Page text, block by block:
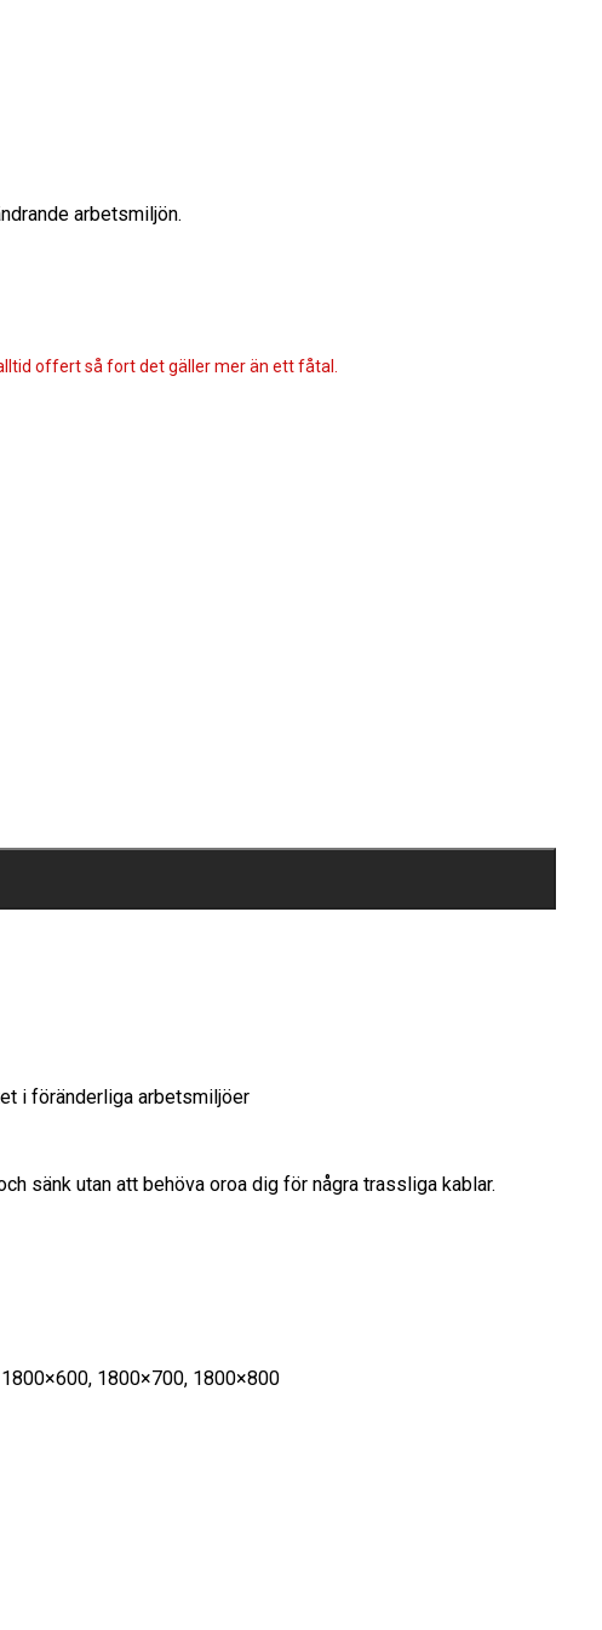
arbetsmiljön.
offert så fort det gäller mer än ett fåtal.
i föränderliga arbetsmiljöer
sänk utan att behöva oroa dig för några trassliga kablar.
1800×700, 1800×800